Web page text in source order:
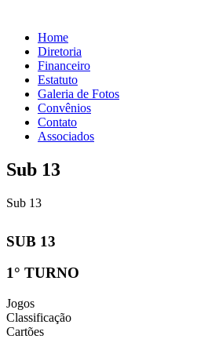
APM
Associação
Pais
Mestres
Colégio
São
José
Home
Diretoria
Financeiro
Estatuto
Galeria de Fotos
Convênios
Contato
Associados
Sub 13
Sub 13
SUB 13
1° TURNO
Jogos
Classificação
Cartões